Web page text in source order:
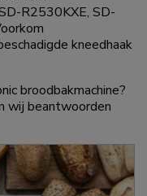
R2530KXE, SD-
kneedhaak
broodbakmachine?
wij beantwoorden